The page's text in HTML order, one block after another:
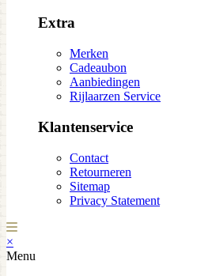
Extra
Merken
Cadeaubon
Aanbiedingen
Rijlaarzen Service
Klantenservice
Contact
Retourneren
Sitemap
Privacy Statement
×
Menu